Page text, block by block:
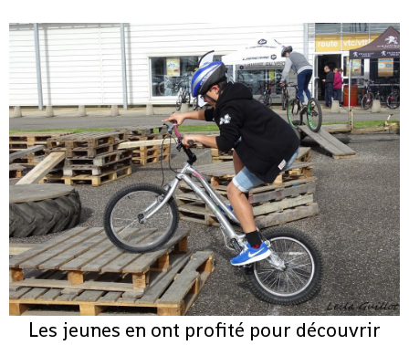
Les jeunes en ont profité pour découvrir